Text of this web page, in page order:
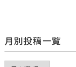
月別投稿一覧